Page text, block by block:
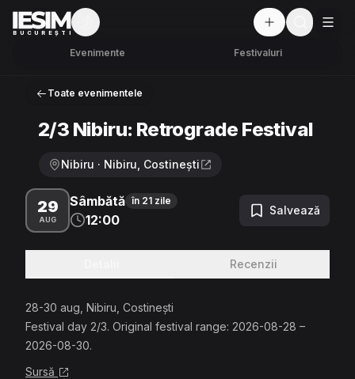
BUCUREȘTI Mod întunecat
Evenimente Festivaluri
Toate evenimentele
2/3 Nibiru: Retrograde Festival
Nibiru · Nibiru, Costinești
29
AUG
Sâmbătă în 21 zile
12:00
Salvează
Recenzii
28-30 aug, Nibiru, Costinești
Festival day 2/3. Original festival range: 2026-08-28 –
2026-08-30.
Sursă